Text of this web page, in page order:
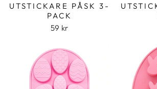
UTSTICKARE PÅSK 3-
PACK
59 kr